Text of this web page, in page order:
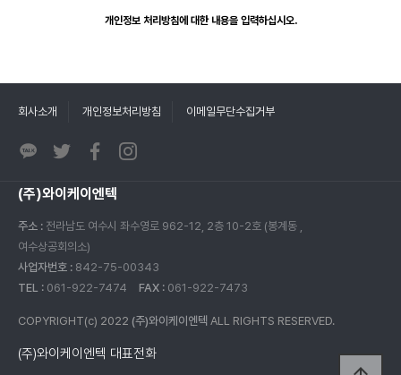
개인정보 처리방침에 대한 내용을 입력하십시오.
회사소개 개인정보처리방침 이메일무단수집거부
(주)와이케이엔텍
주소 : 전라남도 여수시 좌수영로 962-12, 2층 10-2호 (봉계동 ,
여수상공회의소)
사업자번호 : 842-75-00343
TEL : 061-922-7474 FAX : 061-922-7473
COPYRIGHT(c) 2022 (주)와이케이엔텍 ALL RIGHTS RESERVED.
(주)와이케이엔텍 대표전화